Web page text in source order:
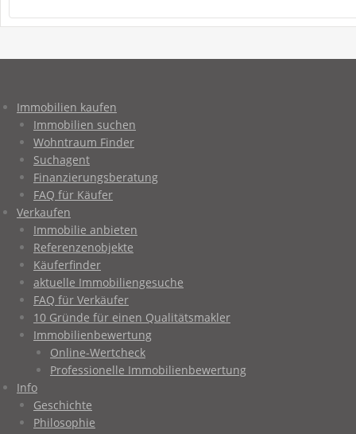
Immobilien kaufen
Immobilien suchen
Wohntraum Finder
Suchagent
Finanzierungsberatung
FAQ für Käufer
Verkaufen
Immobilie anbieten
Referenzenobjekte
Käuferfinder
aktuelle Immobiliengesuche
FAQ für Verkäufer
10 Gründe für einen Qualitätsmakler
Immobilienbewertung
Online-Wertcheck
Professionelle Immobilienbewertung
Info
Geschichte
Philosophie